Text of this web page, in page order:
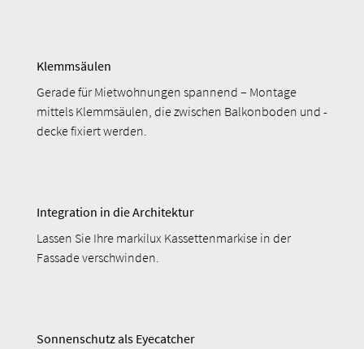
Klemmsäulen
Gerade für Mietwohnungen spannend – Montage
mittels Klemmsäulen, die zwischen Balkonboden und -
decke fixiert werden.
Integration in die Architektur
Lassen Sie Ihre markilux Kassettenmarkise in der
Fassade verschwinden.
Sonnenschutz als Eyecatcher